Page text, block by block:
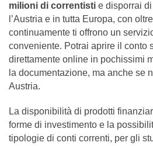
milioni di correntisti e disporrai
l’Austria e in tutta Europa, con
continuamente ti offrono un
conveniente. Potrai aprire il conto
direttamente online in pochissimi
la documentazione, ma anche se
Austria.
La disponibilità di prodotti
forme di investimento e la
tipologie di conti correnti, per gli